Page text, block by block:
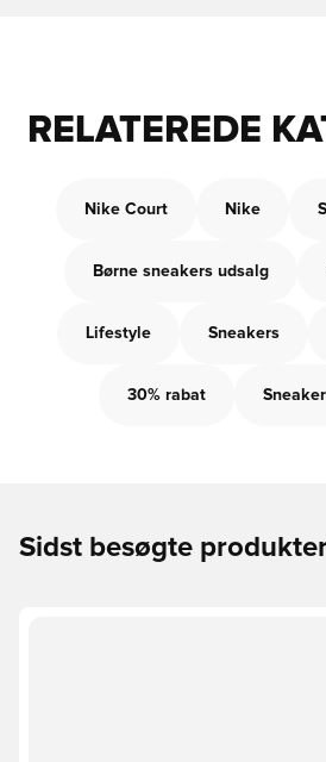
RELATEREDE
Nike Court Nike
Børne sneakers udsalg
Lifestyle Sneakers
30% rabat
Sidst besøgte